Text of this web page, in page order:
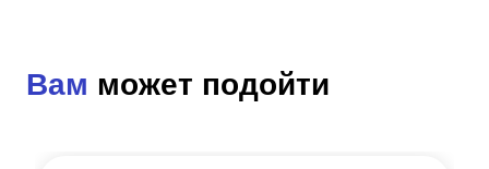
Вам может подойти